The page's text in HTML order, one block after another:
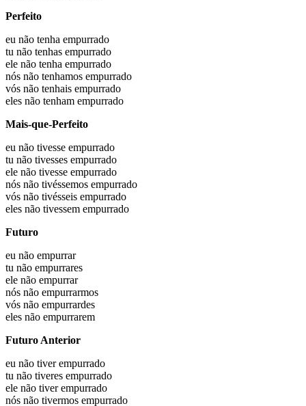
Perfeito
eu não tenha empurrado
tu não tenhas empurrado
ele não tenha empurrado
nós não tenhamos empurrado
vós não tenhais empurrado
eles não tenham empurrado
Mais-que-Perfeito
eu não tivesse empurrado
tu não tivesses empurrado
ele não tivesse empurrado
nós não tivéssemos empurrado
vós não tivésseis empurrado
eles não tivessem empurrado
Futuro
eu não empurrar
tu não empurrares
ele não empurrar
nós não empurrarmos
vós não empurrardes
eles não empurrarem
Futuro Anterior
eu não tiver empurrado
tu não tiveres empurrado
ele não tiver empurrado
nós não tivermos empurrado